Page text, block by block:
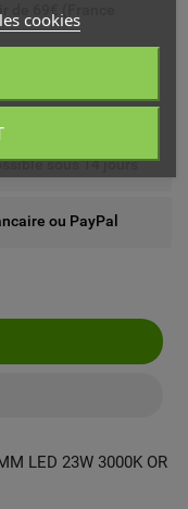
de 69€ (France
(France
sous 14 jours
ou PayPal
LED 23W 3000K OR
cookies